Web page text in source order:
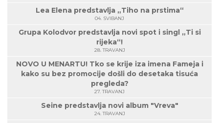
Lea Elena predstavlja „Tiho na prstima“
04. SVIBANJ
Grupa Kolodvor predstavlja novi spot i singl „Ti si
rijeka“!
28. TRAVANJ
NOVO U MENARTU! Tko se krije iza imena Fameja i
kako su bez promocije došli do desetaka tisuća
pregleda?
27. TRAVANJ
Seine predstavlja novi album "Vreva"
24. TRAVANJ